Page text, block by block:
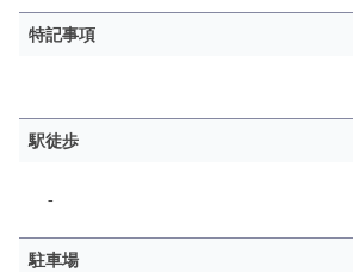
特記事項
駅徒歩
-
駐車場